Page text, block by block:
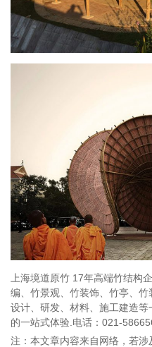
上海境道原竹 17年高端竹结构
编、竹景观、竹装饰、竹亭、竹
设计、研发、材料、施工建造
的一站式体验.电话：021-
注：本文章内容来自网络，若